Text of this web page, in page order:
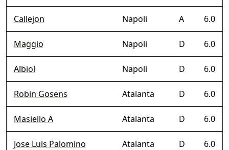
Callejon Napoli A 6.0
Maggio Napoli D 6.0
Albiol Napoli D 6.0
Robin Gosens Atalanta D 6.0
Masiello A Atalanta D 6.0
Jose Luis Palomino Atalanta D 6.0